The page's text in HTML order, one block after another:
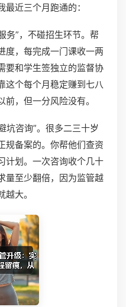
近三个月跑通的：
务”，不碰招生环节。帮
度，每完成一门课收一两
要和学生签独立的监督协
这个每个月稳定赚到七八
，但一分风险没有。
坑咨询”。很多二三十岁
规备案的。你帮他们查资
计划。一次咨询收个几十
量至少翻倍，因为监管越
大。